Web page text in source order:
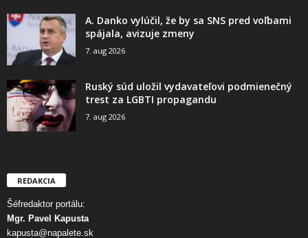
A. Danko vylúčil, že by sa SNS pred voľbami
spájala, avizuje zmeny
7. aug 2026
Ruský súd uložil vydavateľovi podmienečný
trest za LGBTI propagandu
7. aug 2026
REDAKCIA
Šéfredaktor portálu:
Mgr. Pavel Kapusta
kapusta@napalete.sk